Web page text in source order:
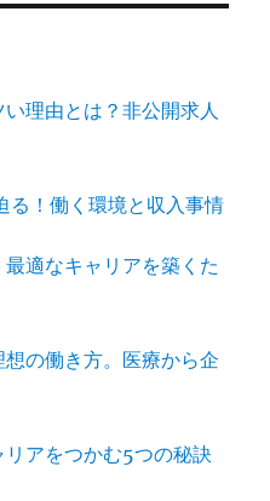
理由とは？非公開求人
る！働く環境と収入事情
適なキャリアを築くた
の働き方。医療から企
アをつかむ5つの秘訣